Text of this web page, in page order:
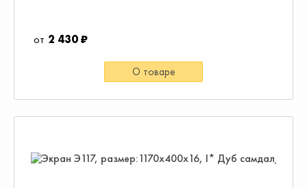
2 430 ₽
О товаре